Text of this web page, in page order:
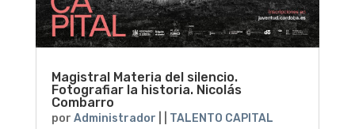
Magistral Materia del silencio.
Fotografiar la historia. Nicolás
Combarro
por Administrador
TALENTO CAPITAL